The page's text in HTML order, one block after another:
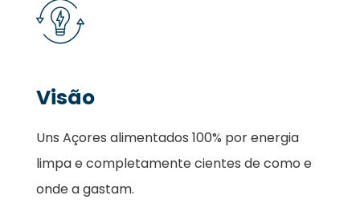
Visão
Uns Açores alimentados 100% por energia
limpa e completamente cientes de como e
onde a gastam.